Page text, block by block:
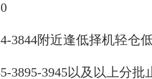
附近逢低择机轻仓
3945以及以上分批